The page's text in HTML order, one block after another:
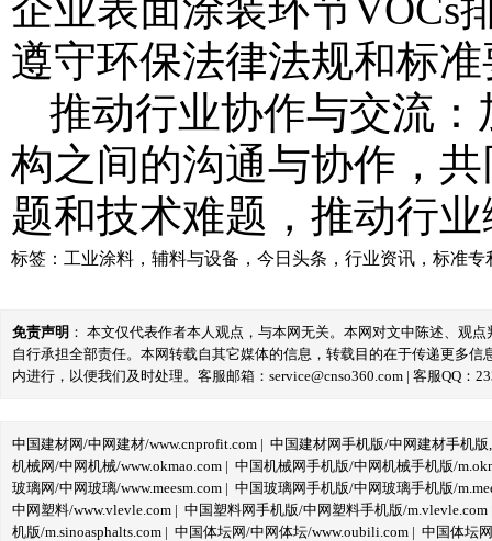
遵守环保法律法规和标
推动行业协作与交流
构之间的沟通与协作，
题和技术难题，推动行
标签： 工业涂料 ， 辅料与设备 ， 今日头条 ， 行业资讯 ， 标准专
免责声明 ： 本文仅代表作者本人观点，与本网无关。本网对文中陈述、观
自行承担全部责任。本网转载自其它媒体的信息，转载目的在于传递更多
内进行，以便我们及时处理。客服邮箱：service@cnso360.com | 客服QQ：
中国建材网/中网建材/www.cnprofit.com | 中国建材网手机版/中网建材手机版
机械网/中网机械/www.okmao.com | 中国机械网手机版/中网机械手机版/
玻璃网/中网玻璃/www.meesm.com | 中国玻璃网手机版/中网玻璃手机版/
中网塑料/www.vlevle.com | 中国塑料网手机版/中网塑料手机版/m.vlevle.com
机版/m.sinoasphalts.com | 中国体坛网/中网体坛/www.oubili.com | 中国体坛